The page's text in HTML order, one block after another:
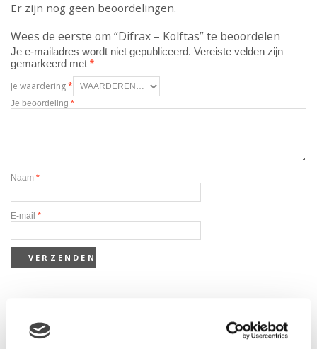
Er zijn nog geen beoordelingen.
Wees de eerste om “Difrax – Kolftas” te beoordelen
Je e-mailadres wordt niet gepubliceerd. Vereiste velden zijn
gemarkeerd met *
Je waardering*
Je beoordeling *
Naam *
E-mail *
Gerelateerde producten